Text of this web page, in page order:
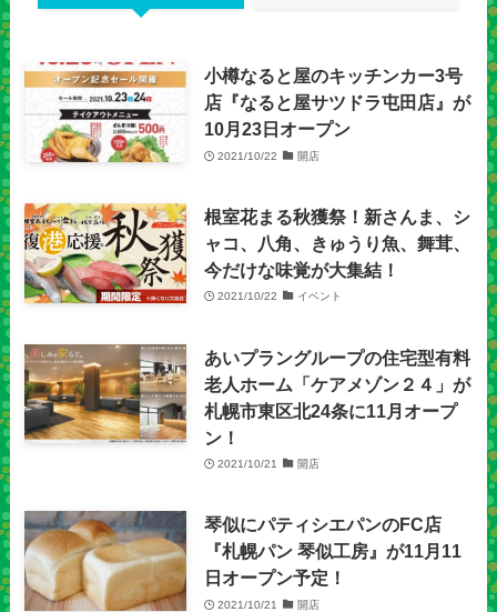
小樽なると屋のキッチンカー3号
店『なると屋サツドラ屯田店』が
10月23日オープン
2021/10/22 開店
根室花まる秋獲祭！新さんま、シ
ャコ、八角、きゅうり魚、舞茸、
今だけな味覚が大集結！
2021/10/22 イベント
あいプラングループの住宅型有料
老人ホーム「ケアメゾン２４」が
札幌市東区北24条に11月オープ
ン！
2021/10/21 開店
琴似にパティシエパンのFC店
『札幌パン 琴似工房』が11月11
日オープン予定！
2021/10/21 開店